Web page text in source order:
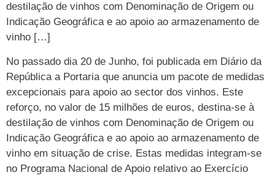
destilação de vinhos com Denominação de Origem ou
Indicação Geográfica e ao apoio ao armazenamento de
vinho […]
No passado dia 20 de Junho, foi publicada em Diário da
República a Portaria que anuncia um pacote de medidas
excepcionais para apoio ao sector dos vinhos. Este
reforço, no valor de 15 milhões de euros, destina-se à
destilação de vinhos com Denominação de Origem ou
Indicação Geográfica e ao apoio ao armazenamento de
vinho em situação de crise. Estas medidas integram-se
no Programa Nacional de Apoio relativo ao Exercício